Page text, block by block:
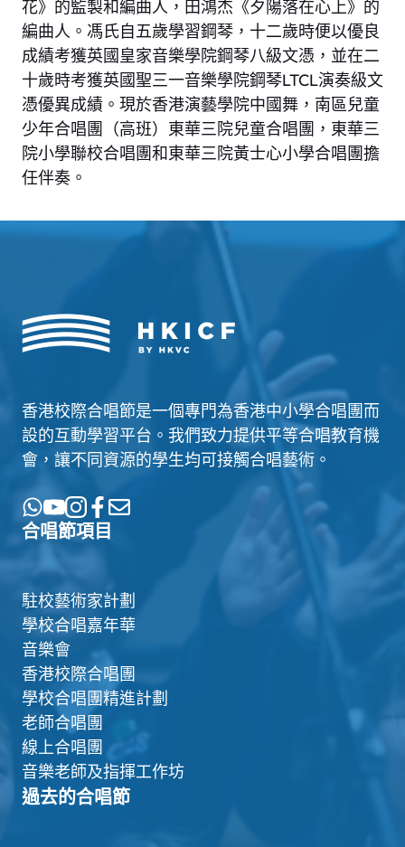
花》的監製和編曲人，田鴻杰《夕陽落在心上》的
編曲人。馮氏自五歲學習鋼琴，十二歲時便以優良
成績考獲英國皇家音樂學院鋼琴八級文憑，並在二
十歲時考獲英國聖三一音樂學院鋼琴LTCL演奏級文
憑優異成績。現於香港演藝學院中國舞，南區兒童
少年合唱團（高班）東華三院兒童合唱團，東華三
院小學聯校合唱團和東華三院黃士心小學合唱團擔
任伴奏。
香港校際合唱節是一個專門為香港中小學合唱團而
設的互動學習平台。我們致力提供平等合唱教育機
會，讓不同資源的學生均可接觸合唱藝術。
合唱節項目
駐校藝術家計劃
學校合唱嘉年華
音樂會
香港校際合唱團
學校合唱團精進計劃
老師合唱團
線上合唱團
音樂老師及指揮工作坊
過去的合唱節